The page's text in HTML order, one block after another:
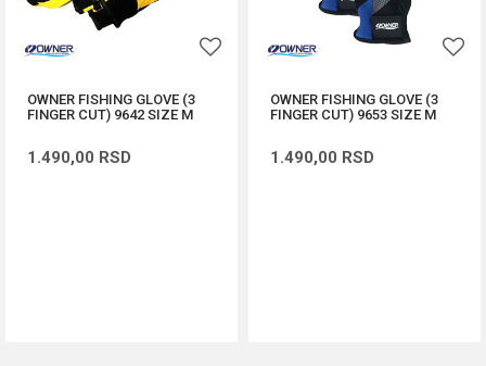
OWNER FISHING GLOVE (3
FINGER CUT) 9642 SIZE M
1.490,00 RSD
OWNER FISHING GLOVE (3
FINGER CUT) 9653 SIZE M
1.490,00 RSD